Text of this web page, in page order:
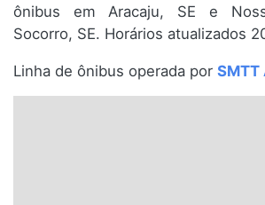
Espírito Santo
Paraná
ônibus em Aracaju, SE e
Socorro, SE. Horários atualizados
Linha de ônibus operada por